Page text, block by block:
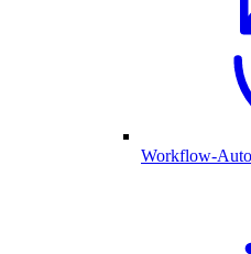
Workflow-